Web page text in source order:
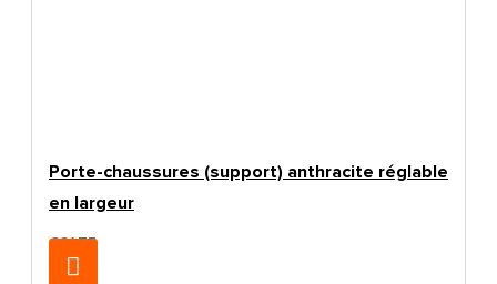
Porte-chaussures (support) anthracite réglable
en largeur
€21.75